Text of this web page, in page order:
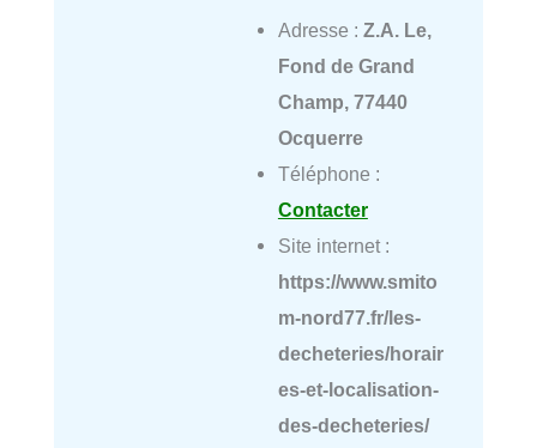
Adresse : Z.A. Le,
Fond de Grand
Champ, 77440
Ocquerre
Téléphone :
Contacter
Site internet :
https://www.smito
m-nord77.fr/les-
decheteries/horair
es-et-localisation-
des-decheteries/